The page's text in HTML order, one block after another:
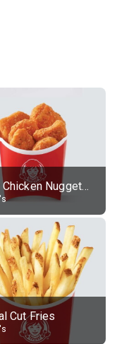
Spicy Chicken Nuggets, without sauce
Cut Fries